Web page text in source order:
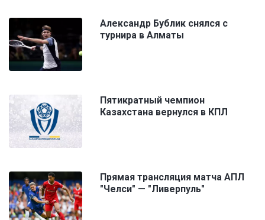
Александр Бублик снялся с
турнира в Алматы
Пятикратный чемпион
Казахстана вернулся в КПЛ
Прямая трансляция матча АПЛ
"Челси" — "Ливерпуль"